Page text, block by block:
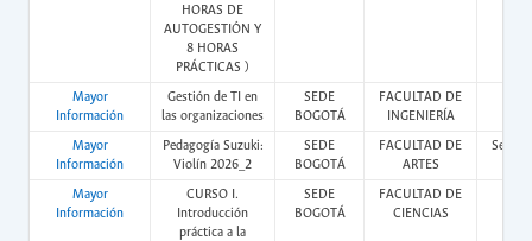
HORAS DE
AUTOGESTIÓN Y
8 HORAS
PRÁCTICAS )
Mayor
Información
Gestión de TI en
las organizaciones
SEDE
BOGOTÁ
FACULTAD DE
INGENIERÍA
Mayor
Información
Pedagogía Suzuki:
Violín 2026_2
SEDE
BOGOTÁ
FACULTAD DE
ARTES
Mayor
Información
CURSO I.
Introducción
práctica a la
SEDE
BOGOTÁ
FACULTAD DE
CIENCIAS